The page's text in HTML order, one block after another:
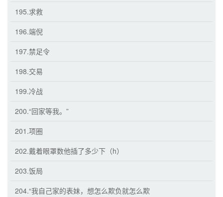
195.求救
196.端倪
197.禁足令
198.交易
199.冷战
200.“回家等我。”
201.项圈
202.戴着眼罩数他插了多少下（h）
203.饭局
204.“我自己家的表妹，想怎么欺负就怎么欺